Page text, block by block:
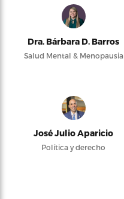
Dra. Bárbara D. Barros
Salud Mental & Menopausia
José Julio Aparicio
Política y derecho